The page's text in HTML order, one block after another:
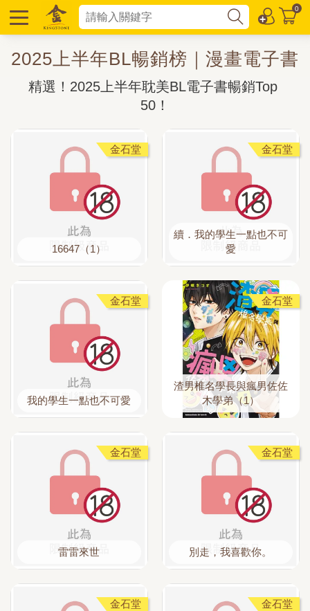
0
2025上半年BL暢銷榜｜漫畫電子書
精選！2025上半年耽美BL電子書暢銷Top
50！
金石堂
16647（1）
金石堂
續．我的學生一點也不可
愛
金石堂
我的學生一點也不可愛
金石堂
渣男椎名學長與瘋男佐佐
木學弟（1）
金石堂
雷雷來世
金石堂
別走，我喜歡你。
金石堂 金石堂